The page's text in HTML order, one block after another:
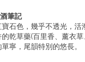
酒筆記
寶石色，幾乎不透光，活
的乾草藥(百里香、薰衣
單寧，尾韻特別的悠長。